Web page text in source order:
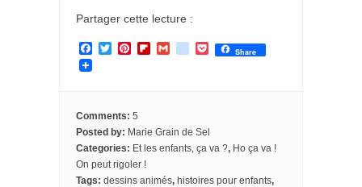
Partager cette lecture :
F
o
k
T
e
r
P
r
e
s
t
F
a
r
d
b
o
k
P
o
Share
Comments: 5
Posted by: Marie Grain de Sel
Categories: Et les enfants, ça va ?, Ho ça va !
On peut rigoler !
Tags: dessins animés, histoires pour enfants,